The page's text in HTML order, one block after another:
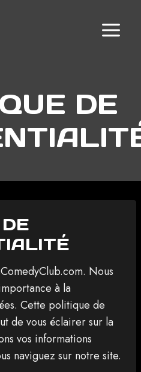
DE
Nous
à la
Cette politique de
de vous éclairer sur la
vos informations
naviguez sur notre site.